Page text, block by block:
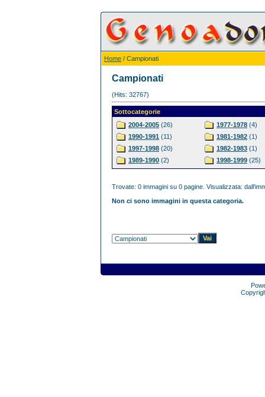
Home / Campionati
Campionati
(Hits: 32767)
Sottocategorie
2004-2005 (26)
1990-1991 (11)
1997-1998 (20)
1989-1990 (2)
1977-1978 (4)
1981-1982 (1)
1982-1983 (1)
1998-1999 (25)
Trovate: 0 immagini su 0 pagine. Visualizzata:
Non ci sono immagini in questa categoria.